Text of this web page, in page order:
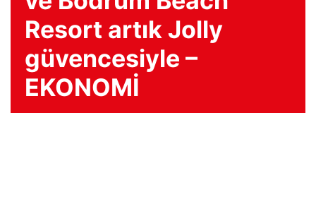
Resort artık Jolly
güvencesiyle –
EKONOMİ